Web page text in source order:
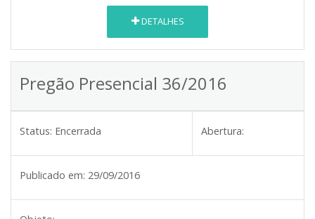
DETALHES
Pregão Presencial 36/2016
Status: Encerrada Abertura:
Publicado em: 29/09/2016